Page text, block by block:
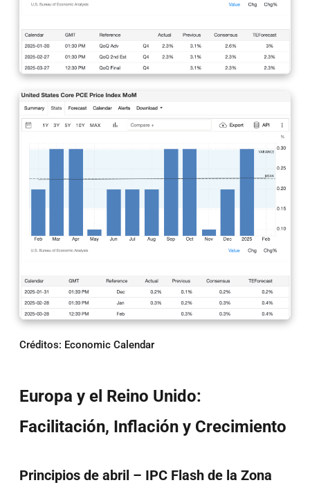
Créditos: Economic Calendar
Europa y el Reino Unido:
Facilitación, Inflación y Crecimiento
Principios de abril – IPC Flash de la Zona